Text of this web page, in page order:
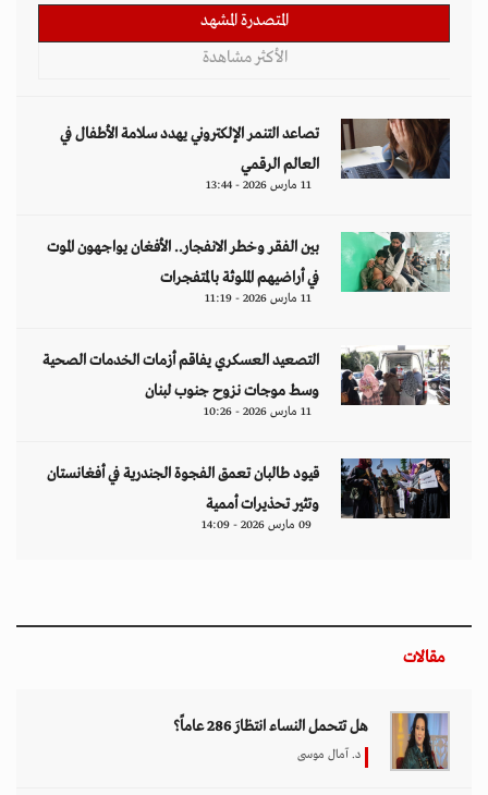
المتصدرة المشهد
الأكثر مشاهدة
تصاعد التنمر الإلكتروني يهدد سلامة الأطفال في
العالم الرقمي
11 مارس 2026 - 13:44
بين الفقر وخطر الانفجار.. الأفغان يواجهون الموت
في أراضيهم الملوثة بالمتفجرات
11 مارس 2026 - 11:19
التصعيد العسكري يفاقم أزمات الخدمات الصحية
وسط موجات نزوح جنوب لبنان
11 مارس 2026 - 10:26
قيود طالبان تعمق الفجوة الجندرية في أفغانستان
وتثير تحذيرات أممية
09 مارس 2026 - 14:09
مقالات
هل تتحمل النساء انتظارَ 286 عاماً؟
د. آمال موسى